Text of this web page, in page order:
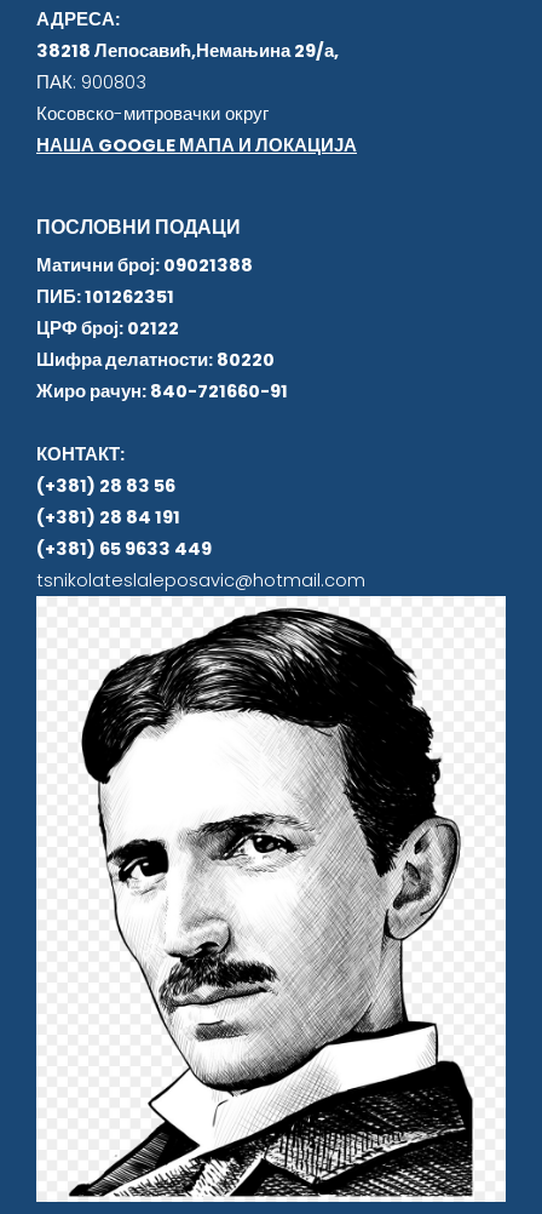
АДРЕСА:
38218 Лепосавић,Немањина 29/а,
ПАК: 900803
Косовско-митровачки округ
НАША GOOGLE МАПА И ЛОКАЦИЈА
ПОСЛОВНИ ПОДАЦИ
Матични број: 09021388
ПИБ: 101262351
ЦРФ број: 02122
Шифра делатности: 80220
Жиро рачун: 840-721660-91
КОНТАКТ:
(+381) 28 83 56
(+381) 28 84 191
(+381) 65 9633 449
tsnikolateslaleposavic@hotmail.com